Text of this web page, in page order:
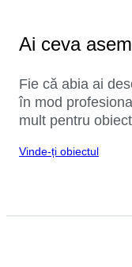
Ai ceva
Fie că abia ai
în mod
mult pentru
Vinde-ți obiectul